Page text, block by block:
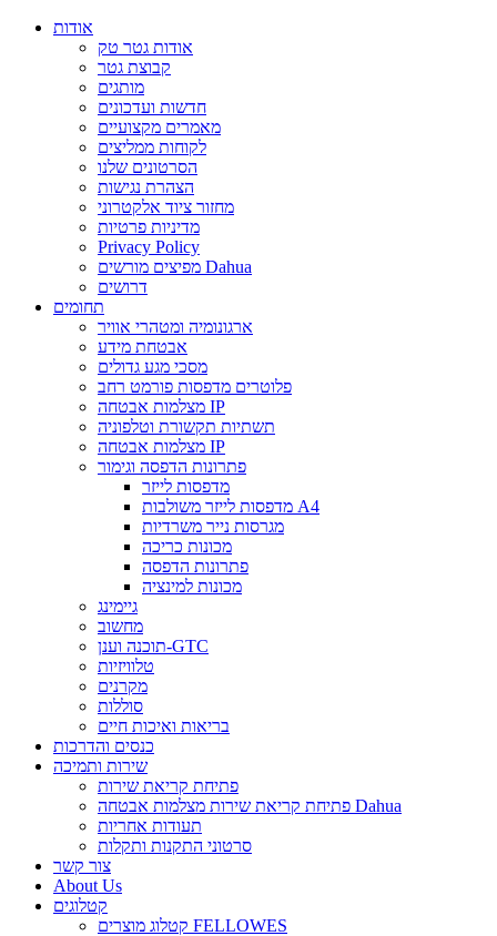
אודות
אודות גטר טק
קבוצת גטר
מותגים
חדשות ועדכונים
מאמרים מקצועיים
לקוחות ממליצים
הסרטונים שלנו
הצהרת נגישות
מחזור ציוד אלקטרוני
מדיניות פרטיות
Privacy Policy
מפיצים מורשים Dahua
דרושים
תחומים
ארגונומיה ומטהרי אוויר
אבטחת מידע
מסכי מגע גדולים
פלוטרים מדפסות פורמט רחב
מצלמות אבטחה IP
תשתיות תקשורת וטלפוניה
מצלמות אבטחה IP
פתרונות הדפסה וגימור
מדפסות לייזר
מדפסות לייזר משולבות A4
מגרסות נייר משרדיות
מכונות כריכה
פתרונות הדפסה
מכונות למינציה
גיימינג
מחשוב
תוכנה וענן-GTC
טלוויזיות
מקרנים
סוללות
בריאות ואיכות חיים
כנסים והדרכות
שירות ותמיכה
פתיחת קריאת שירות
פתיחת קריאת שירות מצלמות אבטחה Dahua
תעודות אחריות
סרטוני התקנות ותקלות
צור קשר
About Us
קטלוגים
קטלוג מוצרים FELLOWES